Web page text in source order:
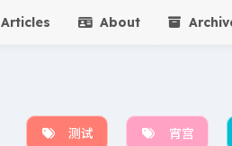
Articles About
测试 宵宫